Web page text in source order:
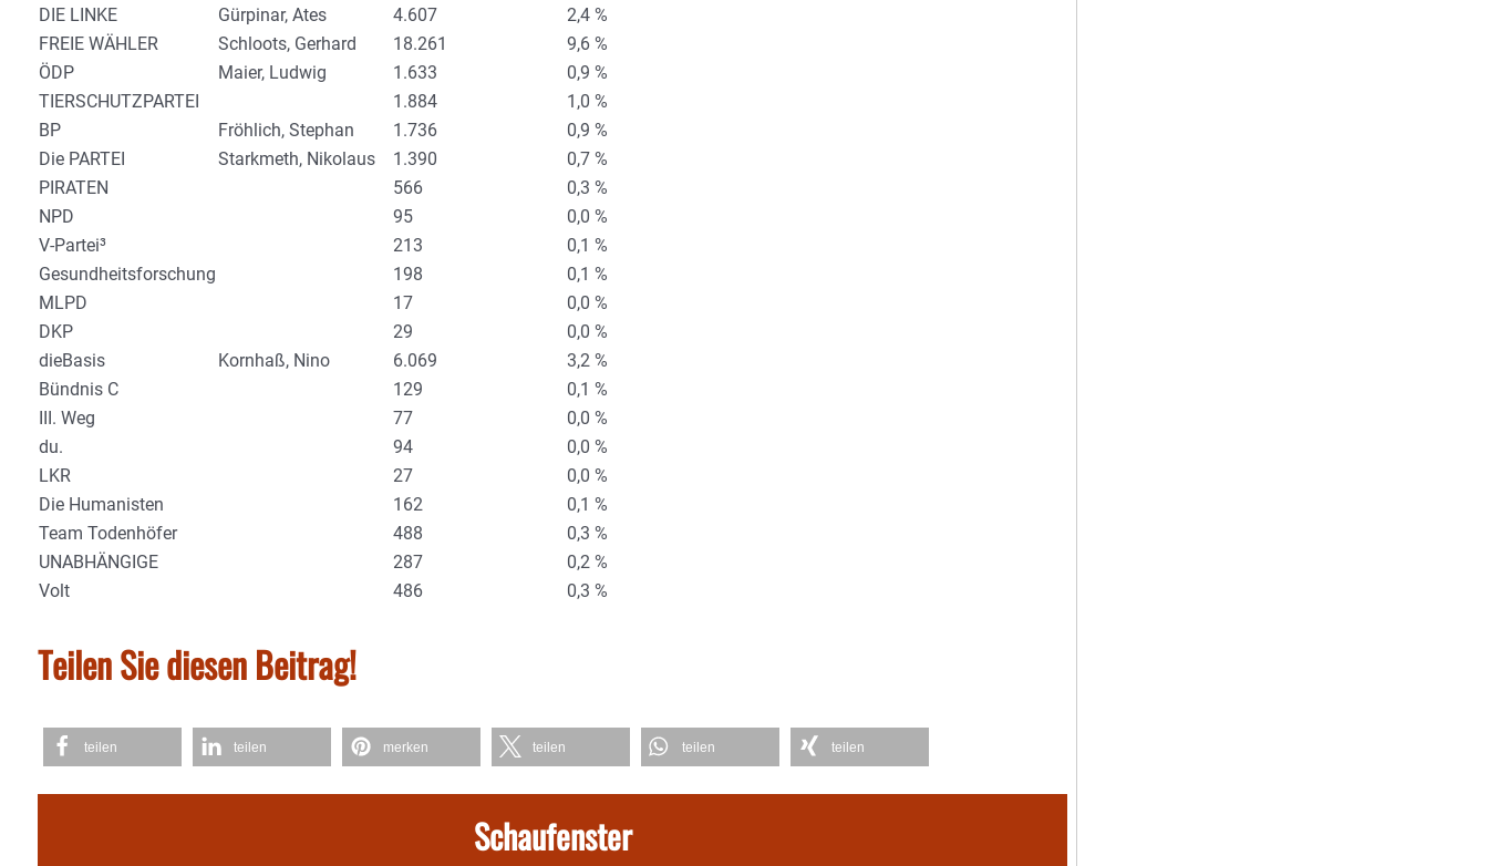
DIE LINKE
Gürpinar, Ates 4.607
2,4 %
FREIE WÄHLER
Schloots, Gerhard 18.261
9,6 %
ÖDP
Maier, Ludwig 1.633
0,9 %
TIERSCHUTZPARTEI
1.884
1,0 %
BP
Fröhlich, Stephan 1.736
0,9 %
Die PARTEI
Starkmeth, Nikolaus 1.390
0,7 %
PIRATEN
566
0,3 %
NPD
95
0,0 %
V-Partei³
213
0,1 %
Gesundheitsforschung
198
0,1 %
MLPD
17
0,0 %
DKP
29
0,0 %
dieBasis
Kornhaß, Nino 6.069
3,2 %
Bündnis C
129
0,1 %
III. Weg
77
0,0 %
du.
94
0,0 %
LKR
27
0,0 %
Die Humanisten
162
0,1 %
Team Todenhöfer
488
0,3 %
UNABHÄNGIGE
287
0,2 %
Volt
486 0,3 %
Teilen Sie diesen Beitrag!
teilen teilen merken teilen teilen teilen
Schaufenster